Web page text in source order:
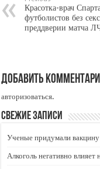
Красотка-врач
футболистов без
преддверии матча
Добавить
авторизоваться.
Свежие записи
Ученые придумали вакцину
Алкоголь негативно